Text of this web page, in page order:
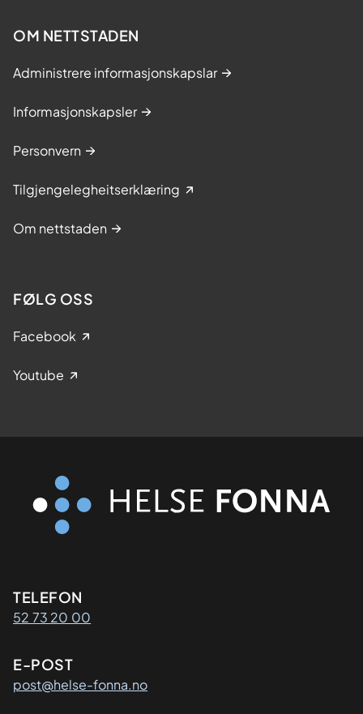
OM NETTSTADEN
Administrere informasjonskapslar
Informasjonskapsler
Personvern
Tilgjengelegheitserklæring
Om nettstaden
FØLG OSS
Facebook
Youtube
Kontaktinformasjon
TELEFON
52 73 20 00
E-POST
post@helse-fonna.no